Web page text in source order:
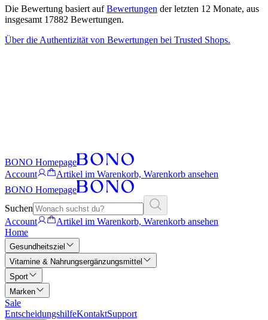
Die Bewertung basiert aufBewertungen der letzten 12 Monate, aus
insgesamt 17882 Bewertungen.
Über die Authentizität von Bewertungen bei Trusted Shops.
BONO Homepage
Account
Artikel im Warenkorb, Warenkorb ansehen
BONO Homepage
Suchen
Account
Artikel im Warenkorb, Warenkorb ansehen
Home
Gesundheitsziel
Vitamine & Nahrungsergänzungsmittel
Sport
Marken
Sale
EntscheidungshilfeKontaktSupport